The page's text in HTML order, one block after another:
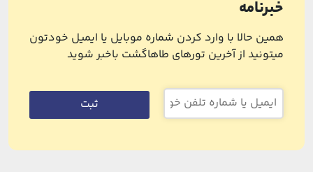
خبرنامه
همین حالا با وارد کردن شماره موبایل یا ایمیل خودتون
میتونید از آخرین تورهای طاهاگشت باخبر شوید
ثبت